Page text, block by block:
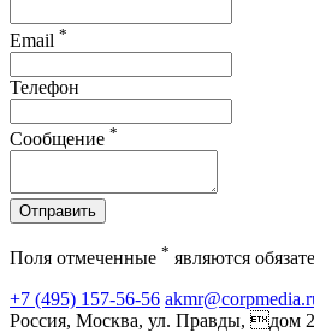
Email *
Телефон
Сообщение *
Отправить
Поля отмеченные * являются
+7 (495) 157-56-56
Россия, Москва, ул. Правды, дом